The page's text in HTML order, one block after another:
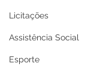
Licitações
Assistência Social
Esporte